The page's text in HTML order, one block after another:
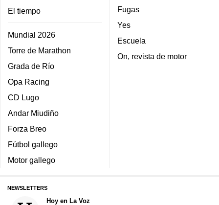
El tiempo
Mundial 2026
Torre de Marathon
Grada de Río
Opa Racing
CD Lugo
Andar Miudiño
Forza Breo
Fútbol gallego
Motor gallego
Fugas
Yes
Escuela
On, revista de motor
NEWSLETTERS
Hoy en La Voz